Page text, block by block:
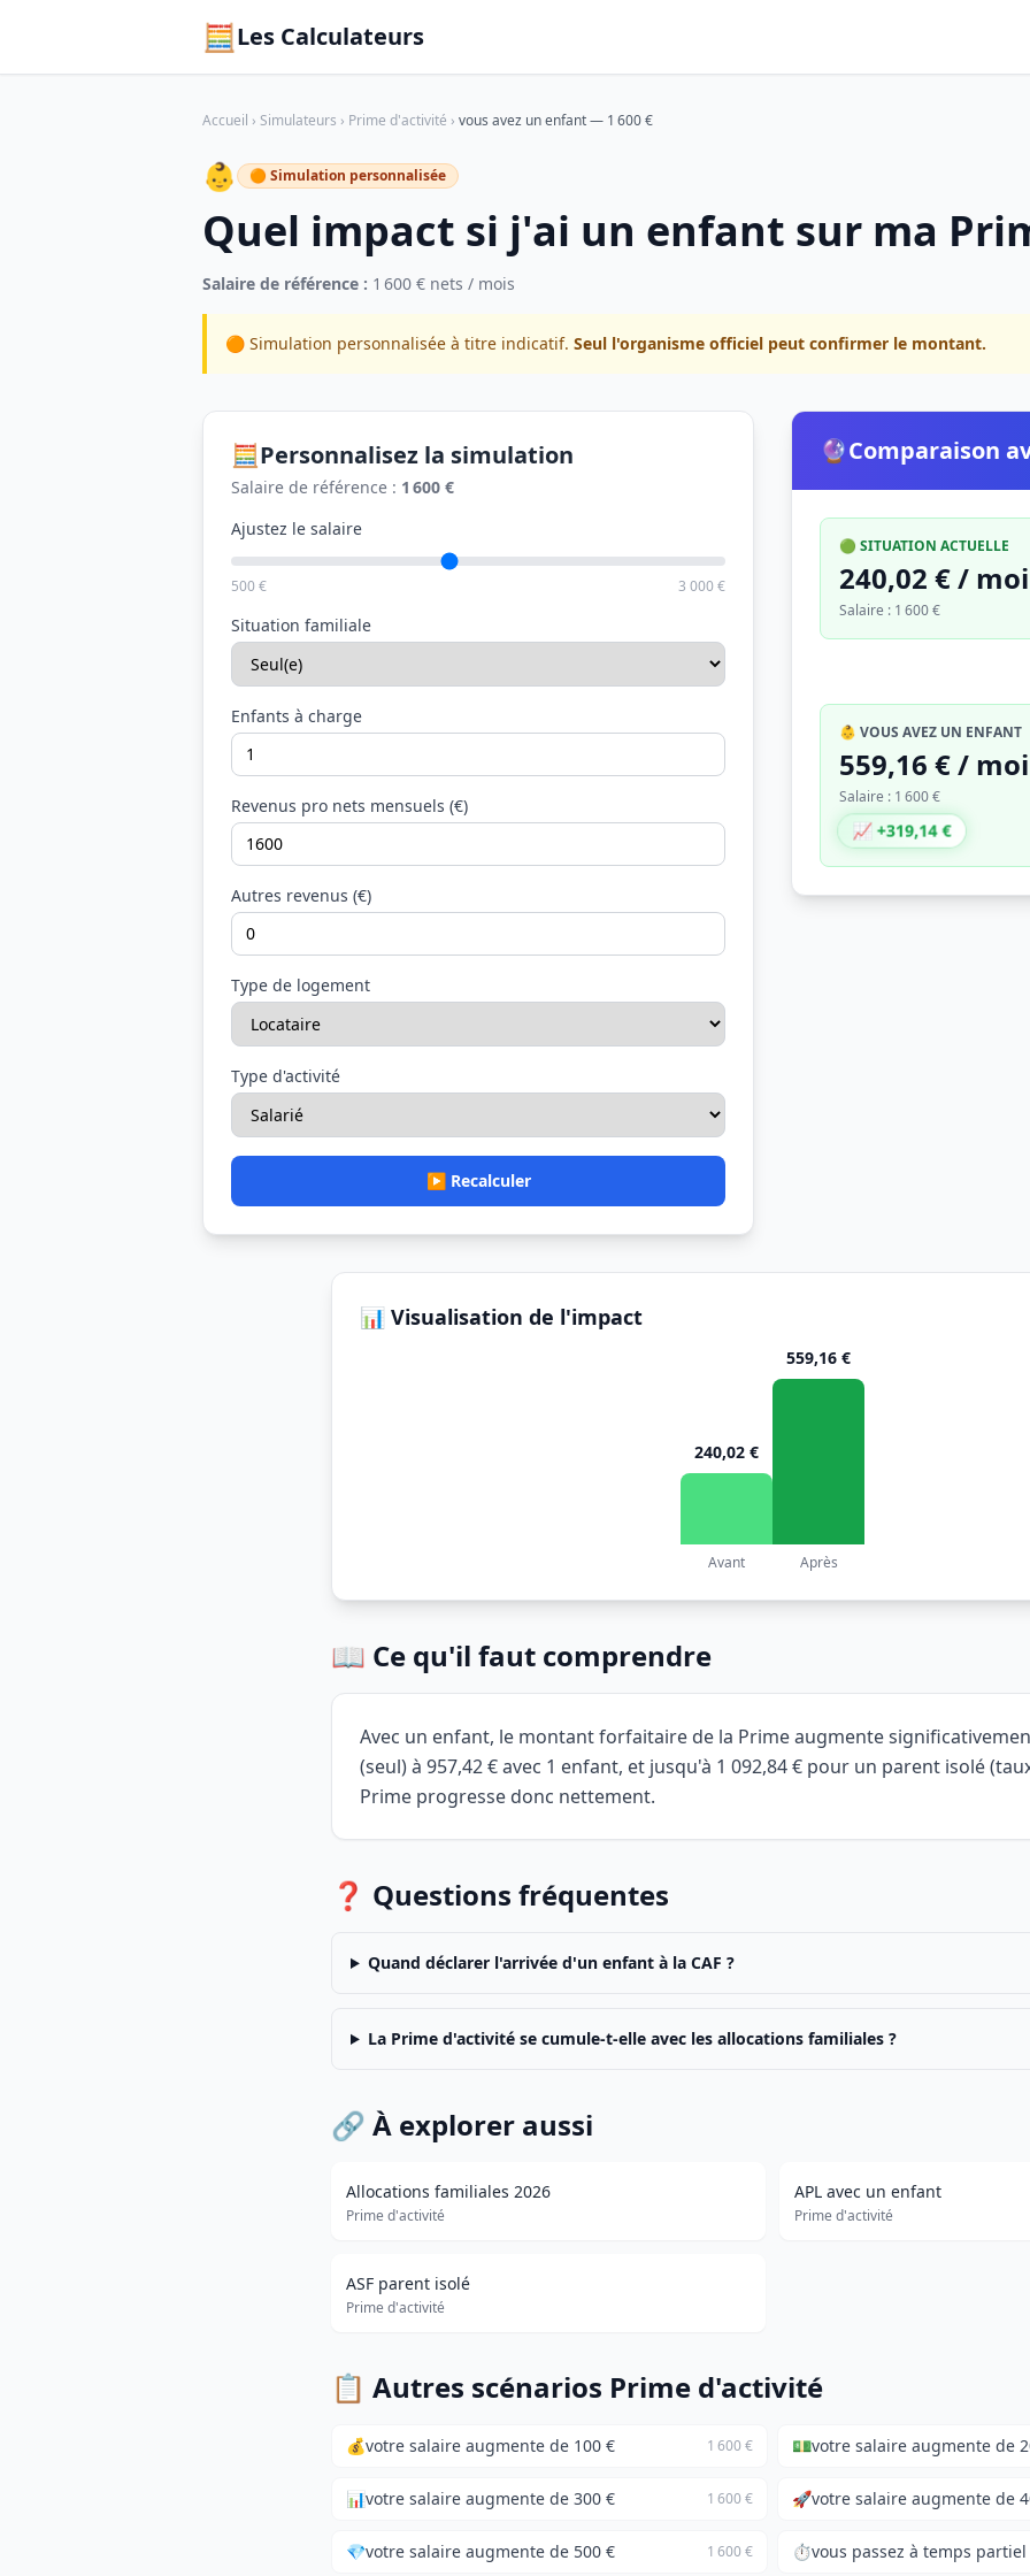
🧮Les Calculateurs
Accueil › Simulateurs › Prime d'activité › vous avez un enfant — 1 600 €
👶 🟠 Simulation personnalisée
Quel impact si j'ai un enfant sur ma
Salaire de référence : 1 600 € nets / mois
🟠 Simulation personnalisée à titre indicatif. Seul l'organisme officiel peut confirmer le montant.
🧮Personnalisez la simulation
Salaire de référence : 1 600 €
Ajustez le salaire
500 € 3 000 €
Situation familiale
Enfants à charge
Revenus pro nets mensuels (€)
Autres revenus (€)
Type de logement
Type d'activité
▶️ Recalculer
🔮Comparaison
🟢 SITUATION ACTUELLE
240,02 € /
Salaire : 1 600 €
👶 VOUS AVEZ UN ENFANT
559,16 € /
Salaire : 1 600 €
📈 +319,14 €
📊 Visualisation de l'impact
240,02 €
Avant
559,16 €
Après
📖 Ce qu'il faut comprendre
Avec un enfant, le montant forfaitaire de la Prime augmente
(seul) à 957,42 € avec 1 enfant, et jusqu'à 1 092,84 € pour un parent isolé
Prime progresse donc nettement.
❓ Questions fréquentes
Quand déclarer l'arrivée d'un enfant à la CAF ?
La Prime d'activité se cumule-t-elle avec les allocations familiales ?
🔗 À explorer aussi
Allocations familiales 2026
Prime d'activité
APL avec un enfant
Prime d'activité
ASF parent isolé
Prime d'activité
📋 Autres scénarios Prime d'activité
💰votre salaire augmente de 100 € 1 600 € 💵votre salaire augmente de
📊votre salaire augmente de 300 € 1 600 € 🚀votre salaire augmente de
💎votre salaire augmente de 500 € 1 600 € ⏱️vous passez à temps partiel